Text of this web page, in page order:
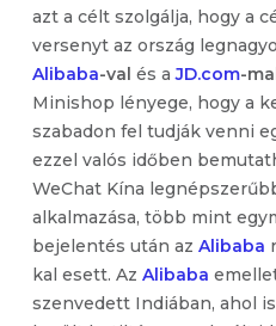
azt a célt szolgálja, hogy a
versenyt az ország
Alibaba-val és aJD.com-
Minishop lényege, hogy a
szabadon fel tudják venni
ezzel valós időben
WeChat Kína
alkalmazása, több mint
bejelentés után az Alibaba
kal esett. Az Alibaba
szenvedett Indiában, ahol